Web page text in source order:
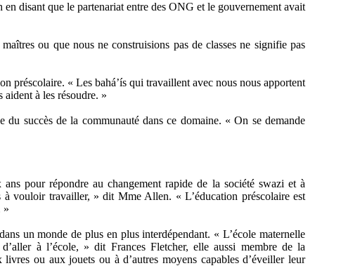
disant que le partenariat entre des ONG et le gouvernement avait
ou que nous ne construisions pas de classes ne signifie pas
préscolaire. « Les bahá’ís qui travaillent avec nous nous apportent
à les résoudre. »
succès de la communauté dans ce domaine. « On se demande
pour répondre au changement rapide de la société swazi et à
à vouloir travailler, » dit Mme Allen. « L’éducation préscolaire est
»
un monde de plus en plus interdépendant. « L’école maternelle
à l’école, » dit Frances Fletcher, elle aussi membre de la
ou aux jouets ou à d’autres moyens capables d’éveiller leur